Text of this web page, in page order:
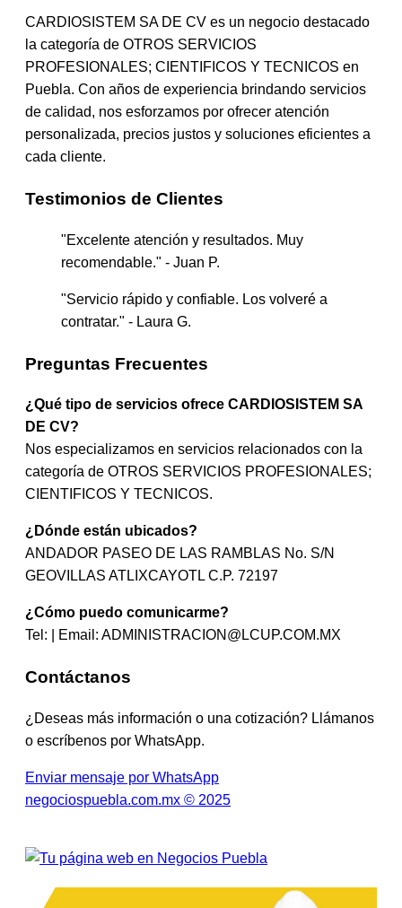
CARDIOSISTEM SA DE CV es un negocio destacado
la categoría de OTROS SERVICIOS
PROFESIONALES; CIENTIFICOS Y TECNICOS en
Puebla. Con años de experiencia brindando servicios
de calidad, nos esforzamos por ofrecer atención
personalizada, precios justos y soluciones eficientes a
cada cliente.
Testimonios de Clientes
"Excelente atención y resultados. Muy
recomendable." - Juan P.
"Servicio rápido y confiable. Los volveré a
contratar." - Laura G.
Preguntas Frecuentes
¿Qué tipo de servicios ofrece CARDIOSISTEM SA
DE CV?
Nos especializamos en servicios relacionados con la
categoría de OTROS SERVICIOS PROFESIONALES;
CIENTIFICOS Y TECNICOS.
¿Dónde están ubicados?
ANDADOR PASEO DE LAS RAMBLAS No. S/N
GEOVILLAS ATLIXCAYOTL C.P. 72197
¿Cómo puedo comunicarme?
Tel: | Email: ADMINISTRACION@LCUP.COM.MX
Contáctanos
¿Deseas más información o una cotización? Llámanos
o escríbenos por WhatsApp.
Enviar mensaje por WhatsApp
negociospuebla.com.mx © 2025